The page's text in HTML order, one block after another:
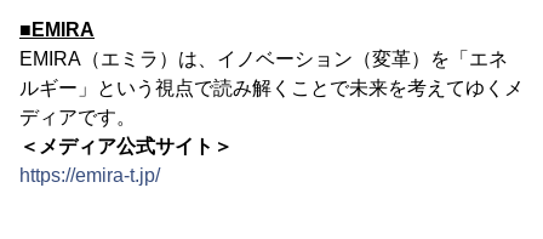
■EMIRA
EMIRA（エミラ）は、イノベーション（変革）を「エネ
ルギー」という視点で読み解くことで未来を考えてゆくメ
ディアです。
＜メディア公式サイト＞
https://emira-t.jp/